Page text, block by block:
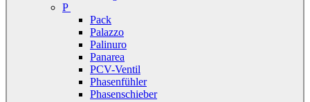
P
Pack
Palazzo
Palinuro
Panarea
PCV-Ventil
Phasenfühler
Phasenschieber